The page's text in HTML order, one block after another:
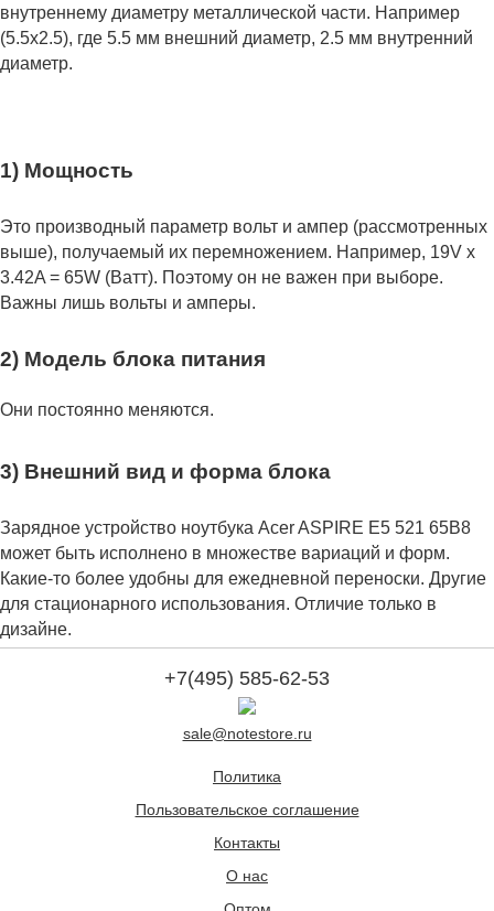
внутреннему диаметру металлической части. Например
(5.5x2.5), где 5.5 мм внешний диаметр, 2.5 мм внутренний
диаметр.
1) Мощность
Это производный параметр вольт и ампер (рассмотренных
выше), получаемый их перемножением. Например, 19V x
3.42A = 65W (Ватт). Поэтому он не важен при выборе.
Важны лишь вольты и амперы.
2) Модель блока питания
Они постоянно меняются.
3) Внешний вид и форма блока
Зарядное устройство ноутбука Acer ASPIRE E5 521 65B8
может быть исполнено в множестве вариаций и форм.
Какие-то более удобны для ежедневной переноски. Другие
для стационарного использования. Отличие только в
дизайне.
+7(495) 585-62-53
sale@notestore.ru
Политика
Пользовательское соглашение
Контакты
О нас